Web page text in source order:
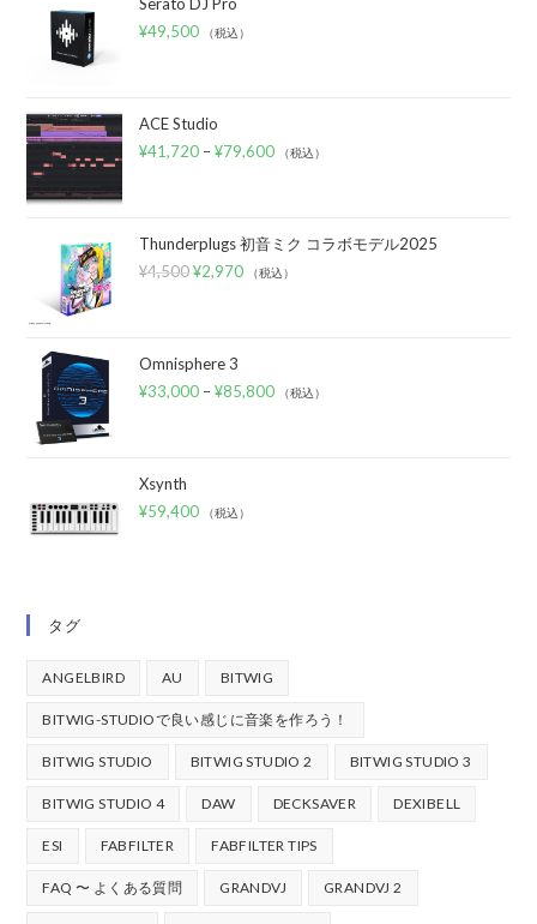
¥49,500 （税込）
ACE Studio
¥41,720 –¥79,600 （税込）
Thunderplugs 初音ミク コラボモデル2025
¥4,500 ¥2,970 （税込）
Omnisphere 3
¥33,000 –¥85,800 （税込）
Xsynth
¥59,400 （税込）
タグ
ANGELBIRD AU BITWIG
BITWIG-STUDIOで良い感じに音楽を作ろう！
BITWIG STUDIO BITWIG STUDIO 2 BITWIG STUDIO 3
BITWIG STUDIO 4 DAW DECKSAVER DEXIBELL
ESI FABFILTER FABFILTER TIPS
FAQ 〜 よくある質問 GRANDVJ GRANDVJ 2